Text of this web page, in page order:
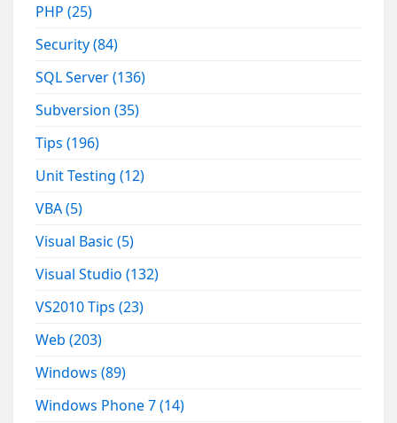
PHP(25)
Security(84)
SQL Server(136)
Subversion(35)
Tips(196)
Unit Testing(12)
VBA(5)
Visual Basic(5)
Visual Studio(132)
VS2010 Tips(23)
Web(203)
Windows(89)
Windows Phone 7(14)